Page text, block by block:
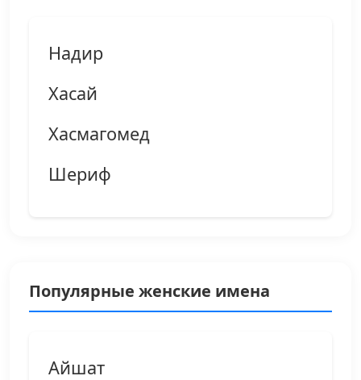
Надир
Хасай
Хасмагомед
Шериф
Популярные женские имена
Айшат